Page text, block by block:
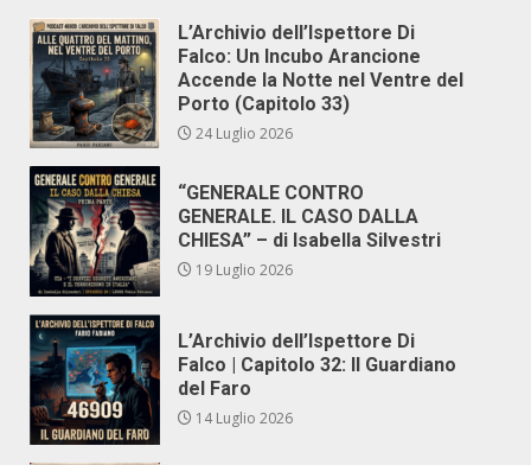
L’Archivio dell’Ispettore Di
Falco: Un Incubo Arancione
Accende la Notte nel Ventre del
Porto (Capitolo 33)
24 Luglio 2026
“GENERALE CONTRO
GENERALE. IL CASO DALLA
CHIESA” – di Isabella Silvestri
19 Luglio 2026
L’Archivio dell’Ispettore Di
Falco | Capitolo 32: Il Guardiano
del Faro
14 Luglio 2026